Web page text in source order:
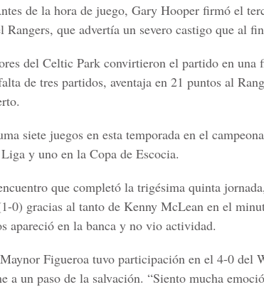
de la hora de juego, Gary Hooper firmó el
Rangers, que advertía un severo castigo que al
del Celtic Park convirtieron el partido en una
de tres partidos, aventaja en 21 puntos al
siete juegos en esta temporada en el
y uno en la Copa de Escocia.
que completó la trigésima quinta
0) gracias al tanto de Kenny McLean en el
apareció en la banca y no vio actividad.
Figueroa tuvo participación en el 4-0 del
a un paso de la salvación. “Siento mucha